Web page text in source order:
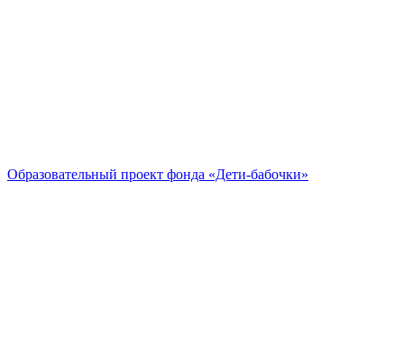
Образовательный проект фонда «Дети-бабочки»